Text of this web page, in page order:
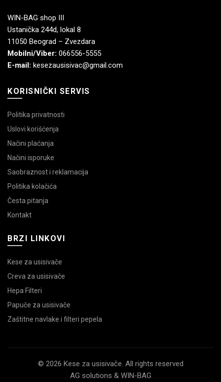
WIN-BAG shop III
Ustanička 244d, lokal 8
11050 Beograd – Zvezdara
Mobilni/Viber: 066556-5555
E-mail: kesezausisivac@gmail.com
KORISNIČKI SERVIS
Politika privatnosti
Uslovi korišćenja
Načini plaćanja
Načini isporuke
Saobraznost i reklamacija
Politika kolačića
Česta pitanja
Kontakt
BRZI LINKOVI
Kese za usisivače
Creva za usisivače
Hepa Filteri
Papuče za usisivače
Zaštitne navlake i filteri pepela
© 2026 Kese za usisivače. All rights reserved
AG solutions & WIN-BAG